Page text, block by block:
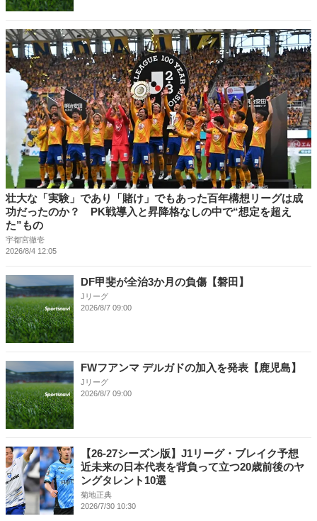
壮大な「実験」であり「賭け」でもあった百年構想リーグは成
功だったのか？ PK戦導入と昇降格なしの中で“想定を超え
た”もの
宇都宮徹壱
2026/8/4 12:05
DF甲斐が全治3か月の負傷【磐田】
Jリーグ
2026/8/7 09:00
FWフアンマ デルガドの加入を発表【鹿児島】
Jリーグ
2026/8/7 09:00
【26-27シーズン版】J1リーグ・ブレイク予想
近未来の日本代表を背負って立つ20歳前後のヤ
ングタレント10選
菊地正典
2026/7/30 10:30